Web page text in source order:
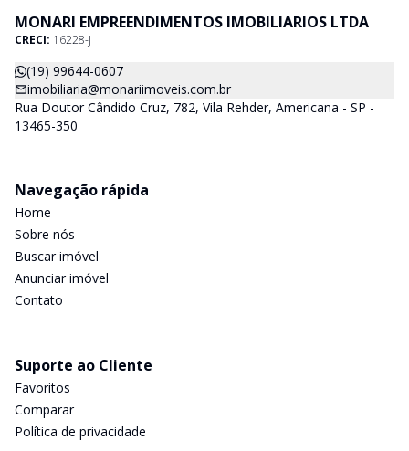
MONARI EMPREENDIMENTOS IMOBILIARIOS LTDA
CRECI: 16228-J
(19) 99644-0607
imobiliaria@monariimoveis.com.br
Rua Doutor Cândido Cruz, 782, Vila Rehder, Americana - SP -
13465-350
Navegação rápida
Home
Sobre nós
Buscar imóvel
Anunciar imóvel
Contato
Suporte ao Cliente
Favoritos
Comparar
Política de privacidade